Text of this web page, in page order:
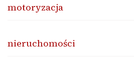
motoryzacja
nieruchomości